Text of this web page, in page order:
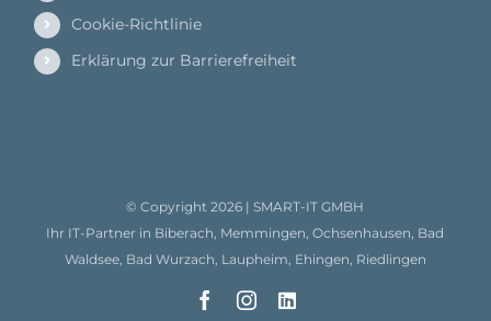
Cookie-Richtlinie
Erklärung zur Barrierefreiheit
© Copyright2026 |SMART-IT GMBH
Ihr IT-Partner in Biberach, Memmingen, Ochsenhausen, Bad
Waldsee, Bad Wurzach, Laupheim, Ehingen, Riedlingen
FacebookInstagramLinkedIn